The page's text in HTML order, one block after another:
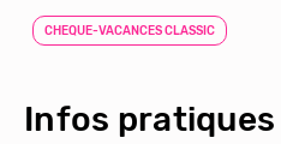
CHEQUE-VACANCES CLASSIC
Infos pratiques